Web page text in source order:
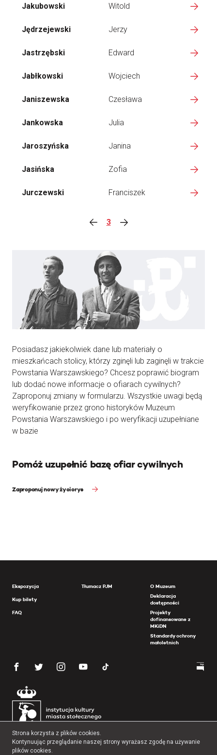
Jakubowski Witold
Jędrzejewski Jerzy
Jastrzębski Edward
Jabłkowski Wojciech
Janiszewska Czesława
Jankowska Julia
Jaroszyńska Janina
Jasińska Zofia
Jurczewski Franciszek
3
Posiadasz jakiekolwiek dane lub materiały o
mieszkańcach stolicy, którzy zginęli lub zaginęli w trakcie
Powstania Warszawskiego? Chcesz poprawić biogram
lub dodać nowe informacje o ofiarach cywilnych?
Zaproponuj zmiany w formularzu. Wszystkie uwagi będą
weryfikowanie przez grono historyków Muzeum
Powstania Warszawskiego i po weryfikacji uzupełniane
w bazie
Pomóż uzupełnić bazę ofiar cywilnych
Zaproponuj nowy życiorys
Ekspozycja
Kup bilety
FAQ
Tłumacz PJM
O Muzeum
Deklaracja
dostępności
Projekty
dofinansowane z
MKiDN
Standardy ochrony
małoletnich
Strona korzysta z plików cookies.
Kontynuując przeglądanie naszej strony wyrażasz zgodę na używanie
plików cookies.